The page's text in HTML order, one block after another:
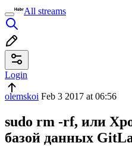
All streams
Login
olemskoi Feb 3 2017 at 06:56
sudo rm -rf, или
базой данных